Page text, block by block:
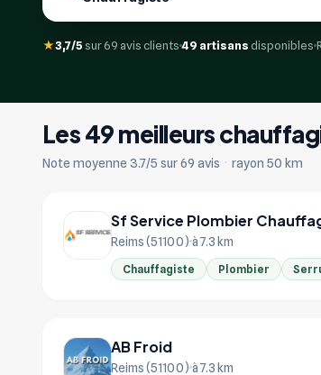
★3,7/5sur 69 avis clients 49 artisansdisponibles
Les 49 meilleurs
Note moyenne 3.7/5 sur 69 avis · rayon 50 km
Sf Service Plombier
Reims (51100) à 7.3 km
Chauffagiste Plombier
AB Froid
Reims (51100) à 7.3 km